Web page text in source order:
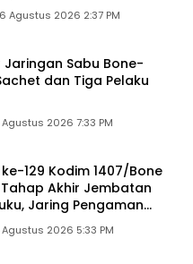
Agustus 2026 2:37 PM
Jaringan Sabu Bone-
dan Tiga Pelaku
Agustus 2026 7:33 PM
129 Kodim 1407/Bone
Akhir Jembatan
Jaring Pengaman
Agustus 2026 5:33 PM